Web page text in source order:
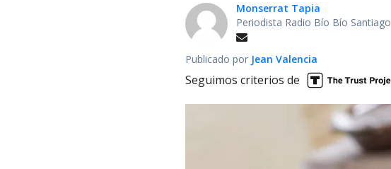
Monserrat Tapia
Periodista Radio Bío Bío Santiago
Publicado por Jean Valencia
Seguimos criterios de